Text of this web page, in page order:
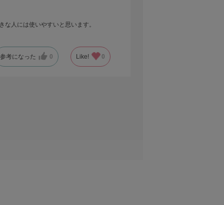
人には使いやすいと思います。
参考になった 0 Like! 0